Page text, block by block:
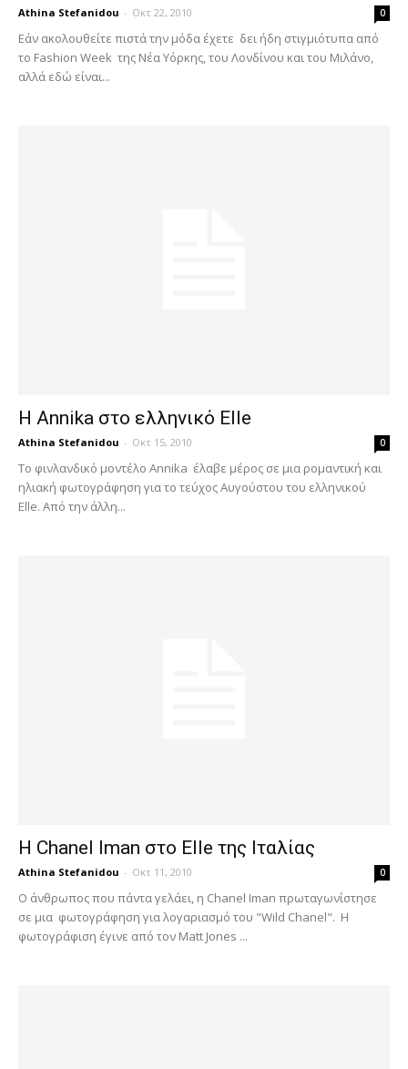
Athina Stefanidou - Οκτ 22, 2010 0
Εάν ακολουθείτε πιστά την μόδα έχετε δει ήδη στιγμιότυπα από
το Fashion Week της Νέα Υόρκης, του Λονδίνου και του Μιλάνο,
αλλά εδώ είναι...
Η Annika στο ελληνικό Elle
Athina Stefanidou - Οκτ 15, 2010 0
Το φινλανδικό μοντέλο Annika έλαβε μέρος σε μια ρομαντική και
ηλιακή φωτογράφηση για το τεύχος Αυγούστου του ελληνικού
Elle. Από την άλλη...
H Chanel Iman στο Elle της Ιταλίας
Athina Stefanidou - Οκτ 11, 2010 0
Ο άνθρωπος που πάντα γελάει, η Chanel Iman πρωταγωνίστησε
σε μια φωτογράφηση για λογαριασμό του "Wild Chanel". Η
φωτογράφιση έγινε από τον Matt Jones ...